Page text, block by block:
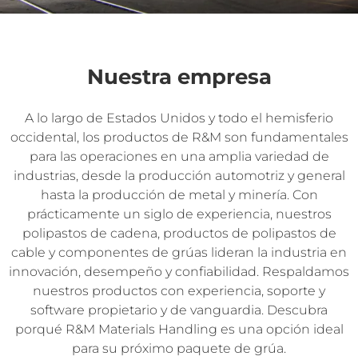
Nuestra empresa
A lo largo de Estados Unidos y todo el hemisferio
occidental, los productos de R&M son fundamentales
para las operaciones en una amplia variedad de
industrias, desde la producción automotriz y general
hasta la producción de metal y minería. Con
prácticamente un siglo de experiencia, nuestros
polipastos de cadena, productos de polipastos de
cable y componentes de grúas lideran la industria en
innovación, desempeño y confiabilidad. Respaldamos
nuestros productos con experiencia, soporte y
software propietario y de vanguardia. Descubra
porqué R&M Materials Handling es una opción ideal
para su próximo paquete de grúa.